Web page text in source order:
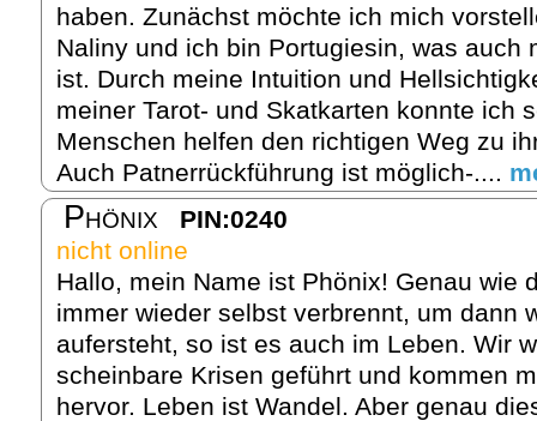
haben. Zunächst möchte ich mich
Naliny und ich bin Portugiesin, was auch
ist. Durch meine Intuition und
meiner Tarot- und Skatkarten konnte ich
Menschen helfen den richtigen Weg zu
Auch Patnerrückführung ist möglich-....
Phönix
PIN:0240
nicht online
Hallo, mein Name ist Phönix! Genau wie
immer wieder selbst verbrennt, um dann
aufersteht, so ist es auch im Leben. Wir
scheinbare Krisen geführt und kommen
hervor. Leben ist Wandel. Aber genau